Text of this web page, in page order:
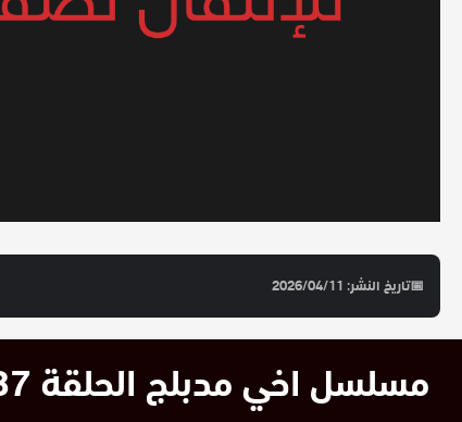
📅تاريخ النشر: 2026/04/11
مسلسل اخي مدبلج الحلقة 37 HD